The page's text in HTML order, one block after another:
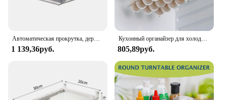
1 139,36руб.
Кухонный органайзер для холодильника, прозрачный стеллаж для хранения фруктовых яиц, под полкой, ящик для хранения холодильника, кухонный органайзер
805,89руб.